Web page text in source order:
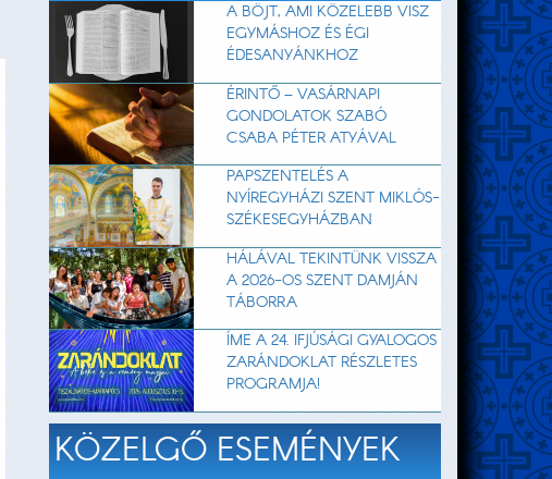
A BÖJT, AMI KÖZELEBB VISZ
EGYMÁSHOZ ÉS ÉGI
ÉDESANYÁNKHOZ
ÉRINTŐ – VASÁRNAPI
GONDOLATOK SZABÓ
CSABA PÉTER ATYÁVAL
PAPSZENTELÉS A
NYÍREGYHÁZI SZENT MIKLÓS-
SZÉKESEGYHÁZBAN
HÁLÁVAL TEKINTÜNK VISSZA
A 2026-OS SZENT DAMJÁN
TÁBORRA
ÍME A 24. IFJÚSÁGI GYALOGOS
ZARÁNDOKLAT RÉSZLETES
PROGRAMJA!
KÖZELGŐ ESEMÉNYEK